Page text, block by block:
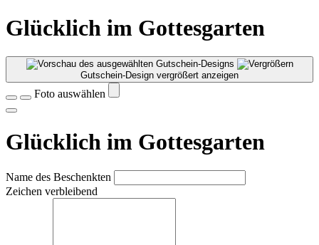
Glücklich im Gottesgarten
Gutschein-Design vergrößert anzeigen
Foto auswählen
Glücklich im Gottesgarten
Name des Beschenkten
Zeichen verbleibend